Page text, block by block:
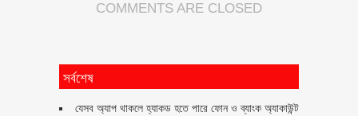
COMMENTS ARE CLOSED
সর্বশেষ
যেসব অ্যাপ থাকলে হ্যাকড হতে পারে ফোন ও ব্যাংক অ্যাকাউন্ট